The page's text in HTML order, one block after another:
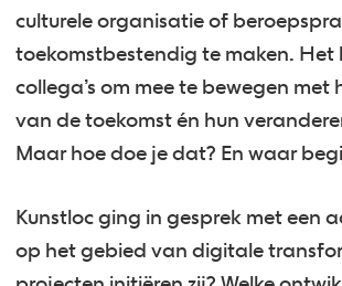
culturele organisatie of
toekomstbestendig te maken. Het
collega’s om mee te bewegen met
van de toekomst én hun
Maar hoe doe je dat? En waar
Kunstloc ging in gesprek met een
op het gebied van digitale